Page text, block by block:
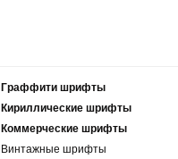
Граффити шрифты
Кириллические шрифты
Коммерческие шрифты
Винтажные шрифты